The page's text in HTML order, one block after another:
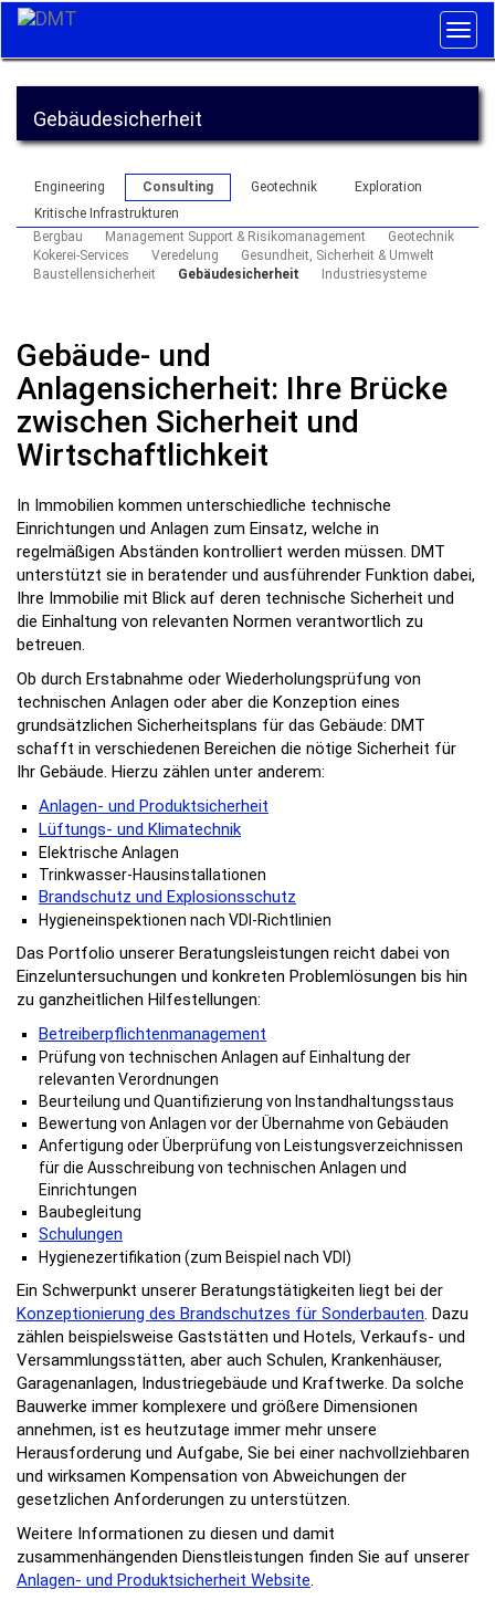
Gebäudesicherheit
Engineering Consulting Geotechnik
Exploration
Kritische Infrastrukturen
Bergbau
Management Support & Risikomanagement
Geotechnik
Kokerei-Services
Veredelung
Gesundheit, Sicherheit & Umwelt
Baustellensicherheit
Gebäudesicherheit Industriesysteme
Gebäude- und
Anlagensicherheit: Ihre Brücke
zwischen Sicherheit und
Wirtschaftlichkeit
In Immobilien kommen unterschiedliche technische
Einrichtungen und Anlagen zum Einsatz, welche in
regelmäßigen Abständen kontrolliert werden müssen. DMT
unterstützt sie in beratender und ausführender Funktion dabei,
Ihre Immobilie mit Blick auf deren technische Sicherheit und
die Einhaltung von relevanten Normen verantwortlich zu
betreuen.
Ob durch Erstabnahme oder Wiederholungsprüfung von
technischen Anlagen oder aber die Konzeption eines
grundsätzlichen Sicherheitsplans für das Gebäude: DMT
schafft in verschiedenen Bereichen die nötige Sicherheit für
Ihr Gebäude. Hierzu zählen unter anderem:
Anlagen- und Produktsicherheit
Lüftungs- und Klimatechnik
Elektrische Anlagen
Trinkwasser-Hausinstallationen
Brandschutz und Explosionsschutz
Hygieneinspektionen nach VDI-Richtlinien
Das Portfolio unserer Beratungsleistungen reicht dabei von
Einzeluntersuchungen und konkreten Problemlösungen bis hin
zu ganzheitlichen Hilfestellungen:
Betreiberpflichtenmanagement
Prüfung von technischen Anlagen auf Einhaltung der
relevanten Verordnungen
Beurteilung und Quantifizierung von Instandhaltungsstaus
Bewertung von Anlagen vor der Übernahme von Gebäuden
Anfertigung oder Überprüfung von Leistungsverzeichnissen
für die Ausschreibung von technischen Anlagen und
Einrichtungen
Baubegleitung
Schulungen
Hygienezertifikation (zum Beispiel nach VDI)
Ein Schwerpunkt unserer Beratungstätigkeiten liegt bei der
Konzeptionierung des Brandschutzes für Sonderbauten. Dazu
zählen beispielsweise Gaststätten und Hotels, Verkaufs- und
Versammlungsstätten, aber auch Schulen, Krankenhäuser,
Garagenanlagen, Industriegebäude und Kraftwerke. Da solche
Bauwerke immer komplexere und größere Dimensionen
annehmen, ist es heutzutage immer mehr unsere
Herausforderung und Aufgabe, Sie bei einer nachvollziehbaren
und wirksamen Kompensation von Abweichungen der
gesetzlichen Anforderungen zu unterstützen.
Weitere Informationen zu diesen und damit
zusammenhängenden Dienstleistungen finden Sie auf unserer
Anlagen- und Produktsicherheit Website.